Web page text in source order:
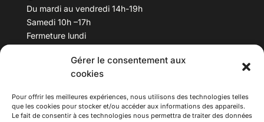
Gérer le consentement aux
cookies
Pour offrir les meilleures expériences, nous utilisons des technologies telles
que les cookies pour stocker et/ou accéder aux informations des appareils.
Le fait de consentir à ces technologies nous permettra de traiter des données
Du mardi au vendredi 14h-19h
Samedi 10h –17h
Fermeture lundi
Téléphone : 04 78 53 06 40
maisondesculturesasiatiques@asiexpo.com